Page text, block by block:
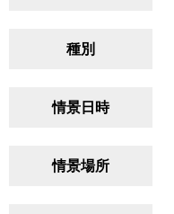
種別
情景日時
情景場所